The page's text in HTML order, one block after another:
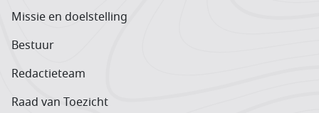
Missie en doelstelling
Bestuur
Redactieteam
Raad van Toezicht